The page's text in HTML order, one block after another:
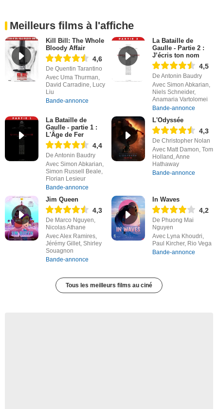
Meilleurs films à l'affiche
Kill Bill: The Whole
Bloody Affair
4,6
De Quentin Tarantino
Avec Uma Thurman,
David Carradine, Lucy
Liu
Bande-annonce
La Bataille de
Gaulle - Partie 2 :
J’écris ton nom
4,5
De Antonin Baudry
Avec Simon Abkarian,
Niels Schneider,
Anamaria Vartolomei
Bande-annonce
La Bataille de
Gaulle - partie 1 :
L'Âge de Fer
4,4
De Antonin Baudry
Avec Simon Abkarian,
Simon Russell Beale,
Florian Lesieur
Bande-annonce
L'Odyssée
4,3
De Christopher Nolan
Avec Matt Damon, Tom
Holland, Anne
Hathaway
Bande-annonce
Jim Queen
4,3
De Marco Nguyen,
Nicolas Athane
Avec Alex Ramires,
Jérémy Gillet, Shirley
Souagnon
Bande-annonce
In Waves
4,2
De Phuong Mai
Nguyen
Avec Lyna Khoudri,
Paul Kircher, Rio Vega
Bande-annonce
Tous les meilleurs films au ciné